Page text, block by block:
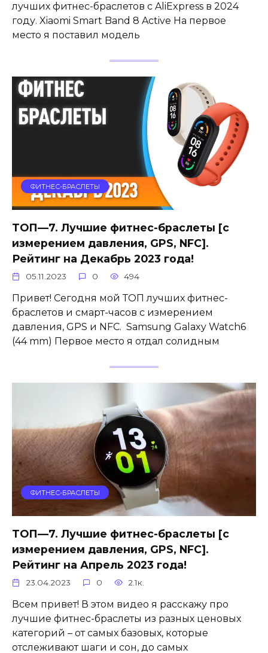
лучших фитнес-браслетов с AliExpress в 2024
году. Xiaomi Smart Band 8 Active На первое
место я поставил модель
ФИТНЕС-БРАСЛЕТЫ
ТОП—7. Лучшие фитнес-браслеты [с
измерением давления, GPS, NFC].
Рейтинг на Декабрь 2023 года!
05.11.2023 0 494
Привет! Сегодня мой ТОП лучших фитнес-
браслетов и смарт-часов с измерением
давления, GPS и NFC. Samsung Galaxy Watch6
(44 mm) Первое место я отдал солидным
ФИТНЕС-БРАСЛЕТЫ
ТОП—7. Лучшие фитнес-браслеты [с
измерением давления, GPS, NFC].
Рейтинг на Апрель 2023 года!
23.04.2023 0 2.1к.
Всем привет! В этом видео я расскажу про
лучшие фитнес-браслеты из разных ценовых
категорий – от самых базовых, которые
отслеживают шаги и сон, до самых